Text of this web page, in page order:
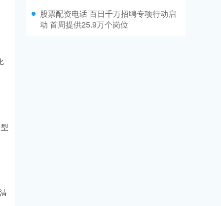
股票配资电话 百日千万招聘专项行动启
动 首周提供25.9万个岗位